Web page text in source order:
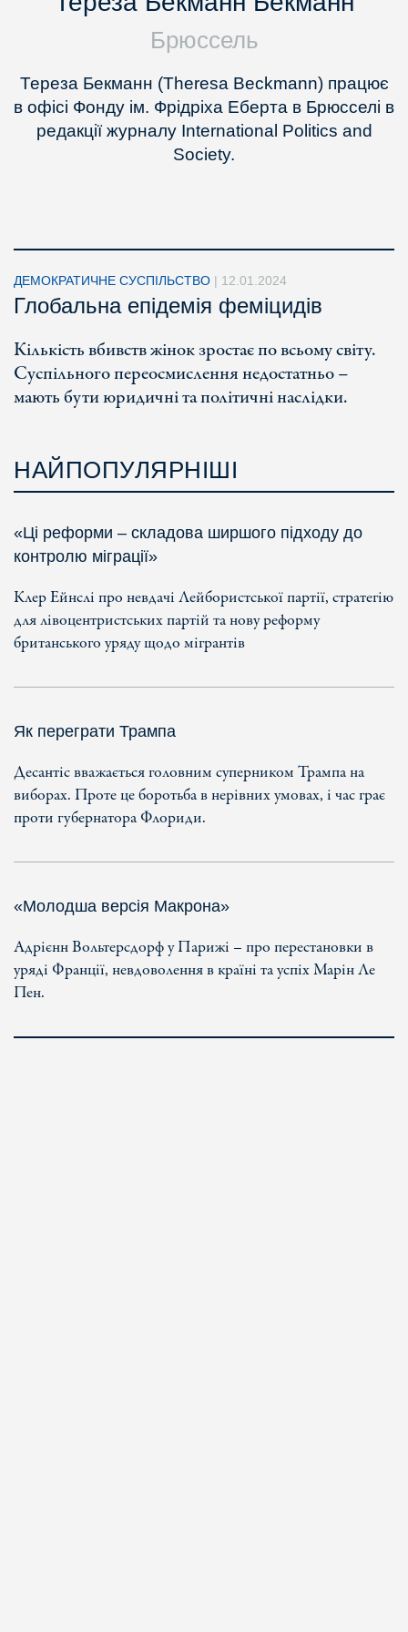
Брюссель
Тереза Бекманн (Theresa Beckmann) працює
в офісі Фонду ім. Фрідріха Еберта в Брюсселі в
редакції журналу International Politics and
Society.
ДЕМОКРАТИЧНЕ СУСПІЛЬСТВО | 12.01.2024
Глобальна епідемія феміцидів
Кількість вбивств жінок зростає по всьому світу.
Суспільного переосмислення недостатньо –
мають бути юридичні та політичні наслідки.
НАЙПОПУЛЯРНІШІ
«Ці реформи – складова ширшого підходу до
контролю міграції»
Клер Ейнслі про невдачі Лейбористської партії, стратегію
для лівоцентристських партій та нову реформу
британського уряду щодо мігрантів
Як переграти Трампа
Десантіс вважається головним суперником Трампа на
виборах. Проте це боротьба в нерівних умовах, і час грає
проти губернатора Флориди.
«Молодша версія Макрона»
Адрієнн Вольтерсдорф у Парижі – про перестановки в
уряді Франції, невдоволення в країні та успіх Марін Ле
Пен.